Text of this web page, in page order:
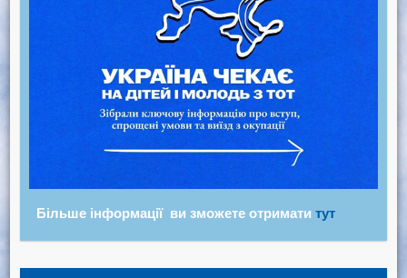
Більше інформації ви зможете отримати тут